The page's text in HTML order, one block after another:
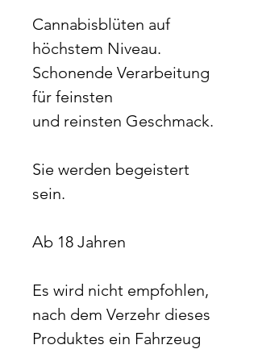
Cannabisblüten auf
höchstem Niveau.
Schonende Verarbeitung
für feinsten
und reinsten Geschmack.
Sie werden begeistert
sein.
Ab 18 Jahren
Es wird nicht empfohlen,
nach dem Verzehr dieses
Produktes ein Fahrzeug